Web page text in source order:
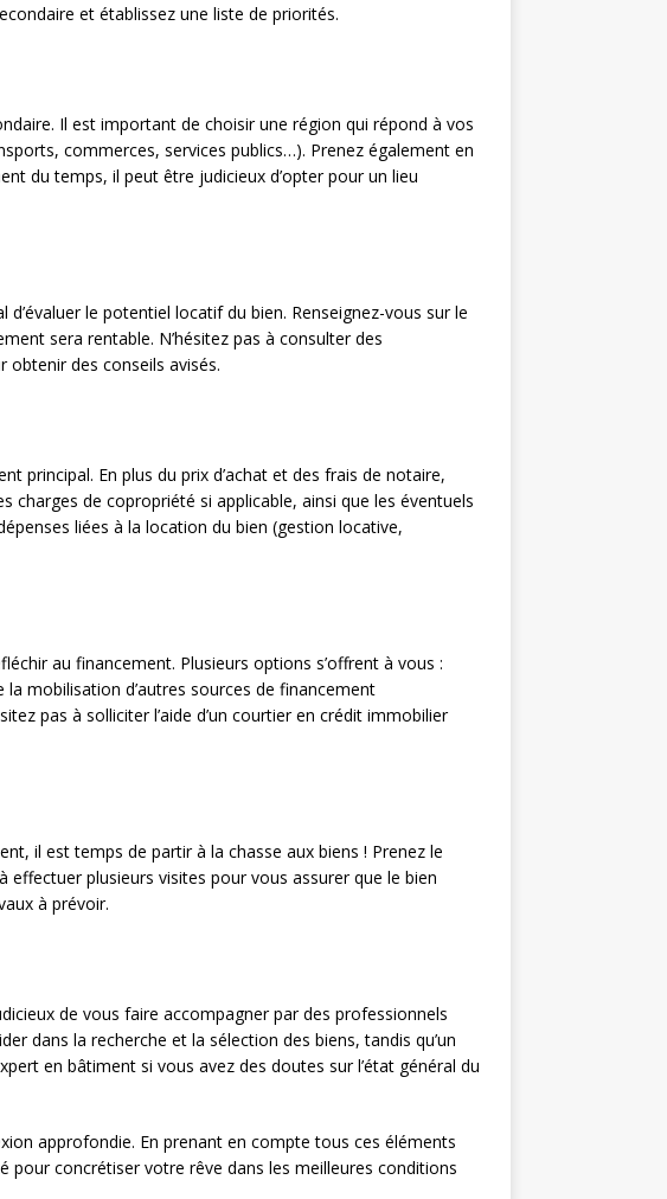
et établissez une liste de priorités.
Il est important de choisir une région qui répond à vos
commerces, services publics…). Prenez également en
du temps, il peut être judicieux d’opter pour un lieu
le potentiel locatif du bien. Renseignez-vous sur le
sera rentable. N’hésitez pas à consulter des
obtenir des conseils avisés.
principal. En plus du prix d’achat et des frais de notaire,
de copropriété si applicable, ainsi que les éventuels
liées à la location du bien (gestion locative,
au financement. Plusieurs options s’offrent à vous :
mobilisation d’autres sources de financement
pas à solliciter l’aide d’un courtier en crédit immobilier
il est temps de partir à la chasse aux biens ! Prenez le
plusieurs visites pour vous assurer que le bien
à prévoir.
de vous faire accompagner par des professionnels
dans la recherche et la sélection des biens, tandis qu’un
en bâtiment si vous avez des doutes sur l’état général du
approfondie. En prenant en compte tous ces éléments
concrétiser votre rêve dans les meilleures conditions